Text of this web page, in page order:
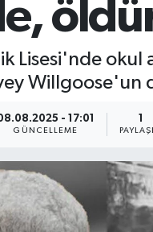
Lisesi'nde okul
Willgoose'un
- 17:01
GÜNCELLEME
1